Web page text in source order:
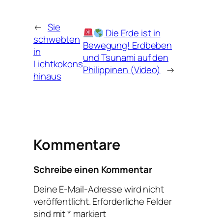
← Sie
schwebten
in
Lichtkokons
hinaus
Die Erde ist in
Bewegung! Erdbeben
und Tsunami auf den
Philippinen (Video) →
Kommentare
Schreibe einen Kommentar
Deine E-Mail-Adresse wird nicht
veröffentlicht.Erforderliche Felder
sind mit* markiert